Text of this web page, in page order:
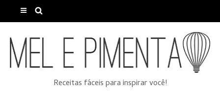
Receitas fáceis para inspirar você!